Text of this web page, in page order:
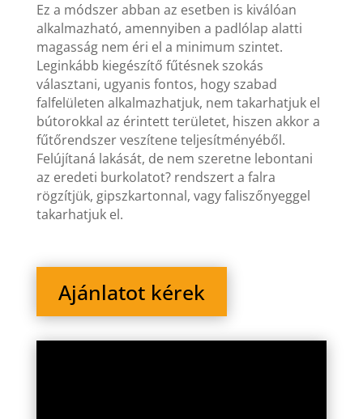
Ez a módszer abban az esetben is kiválóan
alkalmazható, amennyiben a padlólap alatti
magasság nem éri el a minimum szintet.
Leginkább kiegészítő fűtésnek szokás
választani, ugyanis fontos, hogy szabad
falfelületen alkalmazhatjuk, nem takarhatjuk el
bútorokkal az érintett területet, hiszen akkor a
fűtőrendszer veszítene teljesítményéből.
Felújítaná lakását, de nem szeretne lebontani
az eredeti burkolatot? rendszert a falra
rögzítjük, gipszkartonnal, vagy faliszőnyeggel
takarhatjuk el.
Ajánlatot kérek